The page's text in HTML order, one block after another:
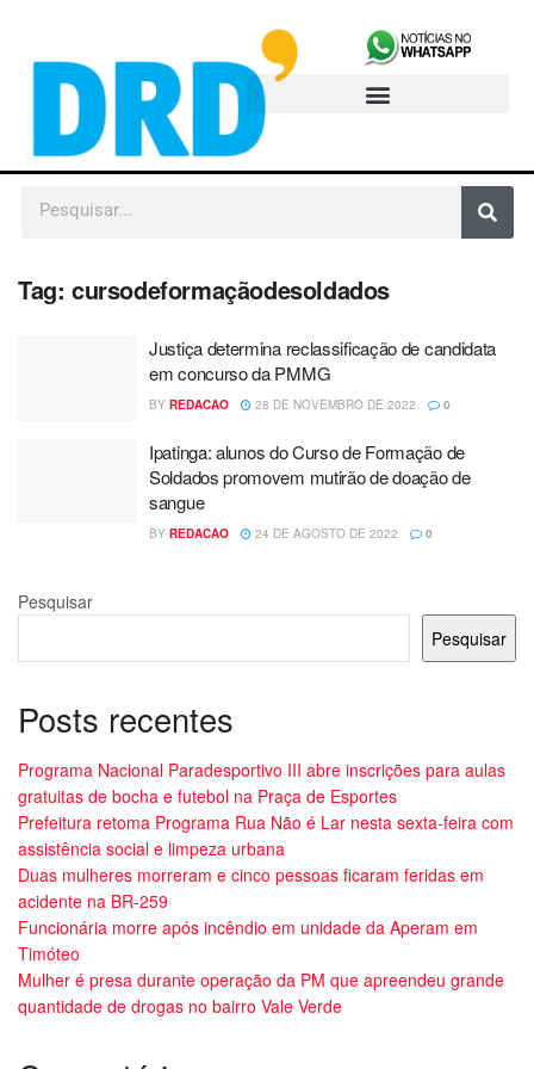
Tag: cursodeformaçãodesoldados
Justiça determina reclassificação de candidata
em concurso da PMMG
BY REDACAO 28 DE NOVEMBRO DE 2022 0
Ipatinga: alunos do Curso de Formação de
Soldados promovem mutirão de doação de
sangue
BY REDACAO 24 DE AGOSTO DE 2022 0
Pesquisar
Pesquisar
Posts recentes
Programa Nacional Paradesportivo III abre inscrições para aulas
gratuitas de bocha e futebol na Praça de Esportes
Prefeitura retoma Programa Rua Não é Lar nesta sexta-feira com
assistência social e limpeza urbana
Duas mulheres morreram e cinco pessoas ficaram feridas em
acidente na BR-259
Funcionária morre após incêndio em unidade da Aperam em
Timóteo
Mulher é presa durante operação da PM que apreendeu grande
quantidade de drogas no bairro Vale Verde